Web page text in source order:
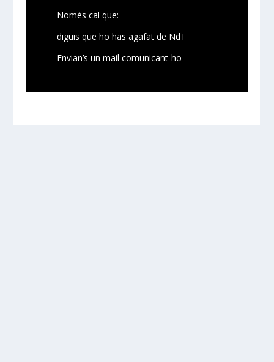
Només cal que:
diguis que ho has agafat de NdT
Envian’s un mail comunicant-ho